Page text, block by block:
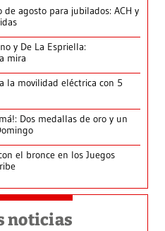
de agosto para jubilados: ACH y
y De La Espriella:
mira
la movilidad eléctrica con 5
Dos medallas de oro y un
el bronce en los Juegos
noticias